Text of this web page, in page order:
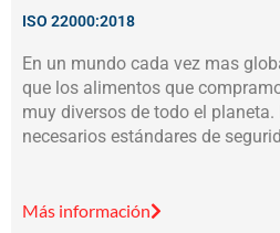
ISO 22000:2018
En un mundo cada vez mas
que los alimentos que
muy diversos de todo el planeta.
necesarios estándares de
Más información